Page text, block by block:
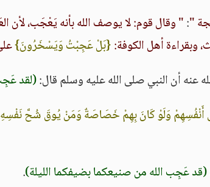
"
:" وقال قوم: لا يوصف الله بأنه يَعْجَب، لأن
وبقراءة أهل الكوفة:{بَلْ عَجِبْتُ وَيَسْخَرُونَ}
(لقد
أَنْفُسِهِمْ وَلَوْ كَانَ بِهِمْ خَصَاصَةٌ وَمَنْ يُوقَ شُحَّ نَفْسِهِ
(قد عَجِب الله من صنيعكما بضيفكما الليلة).